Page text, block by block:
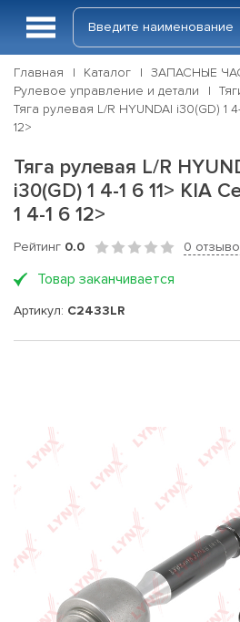
Главная Каталог
ЗАПАСНЫЕ
Рулевое управление и детали
Тяга рулевая L/R HYUNDAI i30(GD) 1
12>
Тяга рулевая L/R
i30(GD) 1 4-1 6 11> KIA
1 4-1 6 12>
Рейтинг 0.0 0
Товар заканчивается
Артикул: C2433LR